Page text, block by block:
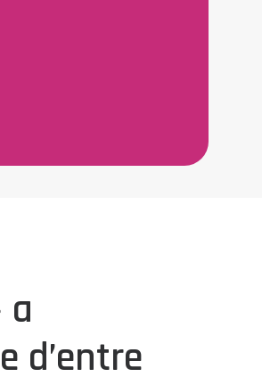
a
d’entre